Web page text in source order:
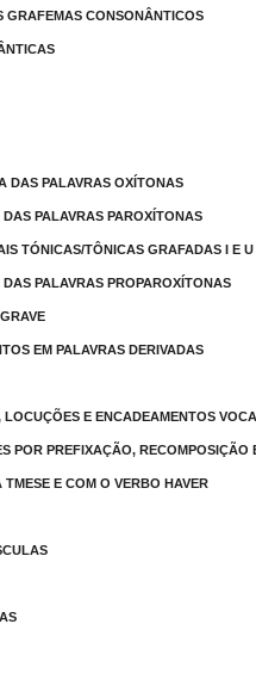
GRAFEMAS CONSONÂNTICOS
DAS PALAVRAS OXÍTONAS
PALAVRAS PAROXÍTONAS
TÓNICAS/TÔNICAS GRAFADAS I E
PALAVRAS PROPAROXÍTONAS
EM PALAVRAS DERIVADAS
E ENCADEAMENTOS
POR PREFIXAÇÃO, RECOMPOSIÇÃO
E COM O VERBO HAVER